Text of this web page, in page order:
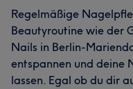
Regelmäßige
Beautyroutine wie der
Nails in Berlin-
entspannen und deine
lassen. Egal ob du dir